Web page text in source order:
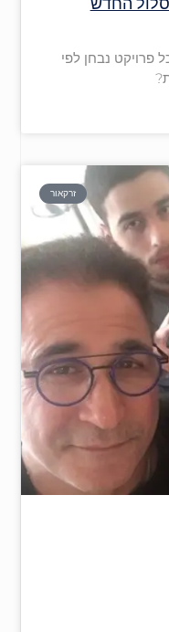
פרויקט נבחן לפי
זרקאור